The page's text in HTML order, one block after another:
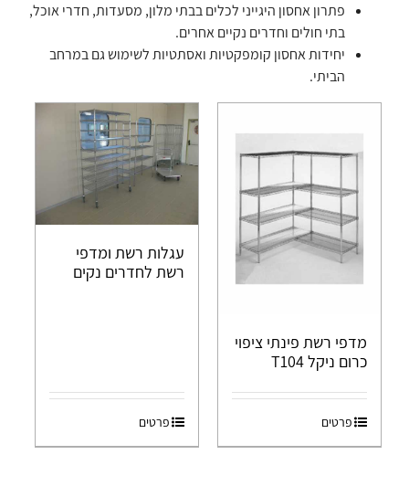
פתרון אחסון היגייני לכלים בבתי מלון, מסעדות, חדרי אוכל,
בתי חולים וחדרים נקיים אחרים.
יחידות אחסון קומפקטיות ואסתטיות לשימוש גם במרחב
הביתי.
מדפי רשת פינתי ציפוי
כרום ניקל T104
פרטים
עגלות רשת ומדפי
רשת לחדרים נקים
פרטים